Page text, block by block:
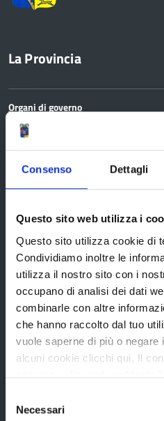
Consenso Dettagli
Questo sito web utilizza i
Questo sito utilizza cookie di
Condividiamo inoltre le
utilizza il nostro sito con i
occupano di analisi dei dati
combinarle con altre
che hanno raccolto dal tuo
vuole saperne di più o
alcuni cookie clicchi qui. Il
espresso cliccando sul tasto
tasto "Rifiuta".
delNecessari
La Provincia
Organi di governo
Statuto e Regolamenti
Amministrazione Trasparente
Uffici e orari
Edifici e Parchi
Elezioni
Bandi e avvisi
Bandi di gara
Avvisi pubblici
Concorsi e selezioni